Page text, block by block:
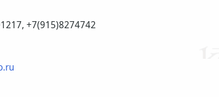
+7(915)8274742